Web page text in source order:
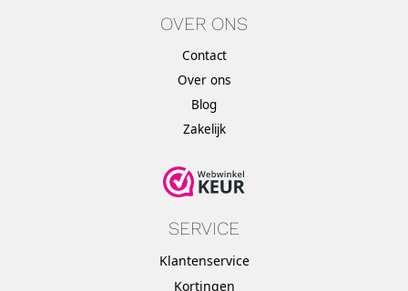
OVER ONS
Contact
Over ons
Blog
Zakelijk
SERVICE
Klantenservice
Kortingen